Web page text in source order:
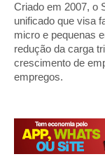
Criado em 2007, o
unificado que visa
micro e pequenas
redução da carga
crescimento de
empregos.